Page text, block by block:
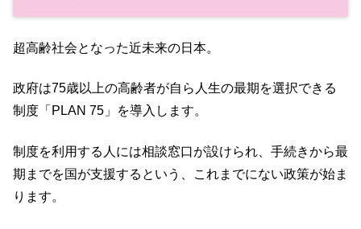
超高齢社会となった近未来の日本。
政府は75歳以上の高齢者が自ら人生の最期を選択できる
制度「PLAN 75」を導入します。
制度を利用する人には相談窓口が設けられ、手続きから最
期までを国が支援するという、これまでにない政策が始ま
ります。